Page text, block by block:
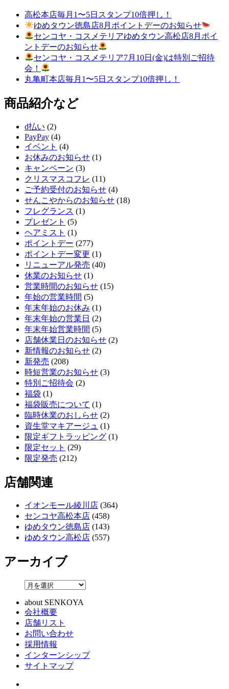
高松本店毎月1〜5日スタンプ10倍押し！
ゆめタウン徳島店8月ポイントデーのお知らせ
センコヤ・コスメテリアゆめタウン高松店8月ポイ
ントデーのお知らせ
センコヤ・コスメテリア7月10日(金)は特別ご招待
会！
丸亀町本店毎月1〜5日スタンプ10倍押し！
商品紹介など
d払い (2)
PayPay (4)
イベント (4)
お休みのお知らせ (1)
キャンペーン (3)
クリスマスコフレ (11)
ご予約受付のお知らせ (4)
せんこやからのお知らせ (18)
フレグランス (1)
プレゼント (5)
ヘアミスト (1)
ポイントデー (277)
ポイントデー変更 (1)
リニューアル発売 (40)
休業のお知らせ (1)
営業時間のお知らせ (15)
年始の営業時間 (5)
年末年始のお休み (1)
年末年始の営業日 (2)
年末年始営業時間 (5)
店舗休業日のお知らせ (2)
新情報のお知らせ (2)
新発売 (208)
時短営業のお知らせ (3)
特別ご招待会 (2)
福袋 (1)
福袋販売について (1)
臨時休業のおしらせ (2)
資生堂マキアージュ (1)
限定ギフトラッピング (1)
限定セット (29)
限定発売 (212)
店舗関連
イオンモール綾川店 (364)
センコヤ高松本店 (458)
ゆめタウン徳島店 (143)
ゆめタウン高松店 (557)
アーカイブ
about SENKOYA
会社概要
店舗リスト
お問い合わせ
採用情報
インターンシップ
サイトマップ